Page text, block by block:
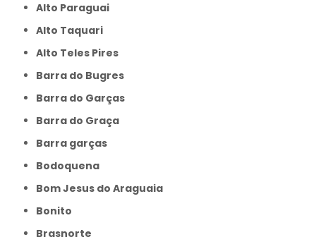
Alto Paraguai
Alto Taquari
Alto Teles Pires
Barra do Bugres
Barra do Garças
Barra do Graça
Barra garças
Bodoquena
Bom Jesus do Araguaia
Bonito
Brasnorte